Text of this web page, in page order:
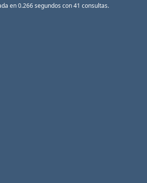
en 0.266 segundos con 41 consultas.